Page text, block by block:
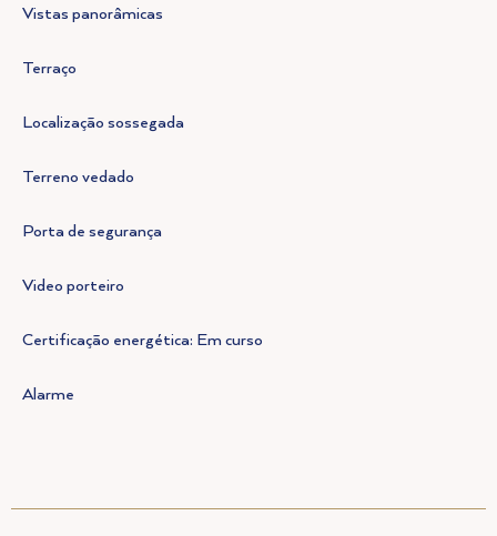
Vistas panorâmicas
Terraço
Localização sossegada
Terreno vedado
Porta de segurança
Video porteiro
Certificação energética: Em curso
Alarme